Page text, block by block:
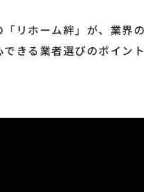
リホーム絆」が、業界
きる業者選びのポイン